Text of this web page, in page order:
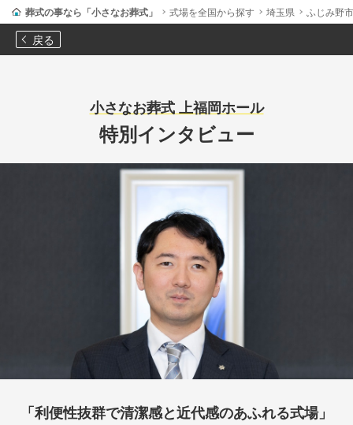
葬式の事なら「小さなお葬式」 式場を全国から探す 埼玉県 ふじみ野市
戻る
小さなお葬式 上福岡ホール
特別インタビュー
「利便性抜群で清潔感と近代感のあふれる式場」